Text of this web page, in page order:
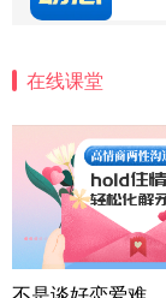
在线课堂